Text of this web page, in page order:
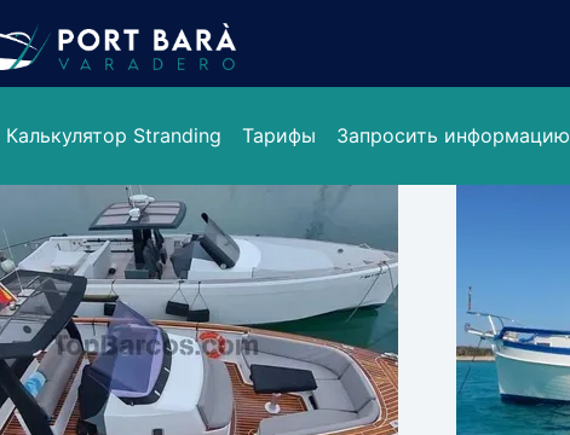
Калькулятор Stranding Тарифы Запросить информацию